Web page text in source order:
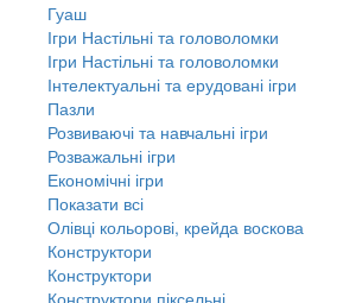
Гуаш
Ігри Настільні та головоломки
Ігри Настільні та головоломки
Інтелектуальні та ерудовані ігри
Пазли
Розвиваючі та навчальні ігри
Розважальні ігри
Економічні ігри
Показати всі
Олівці кольорові, крейда воскова
Конструктори
Конструктори